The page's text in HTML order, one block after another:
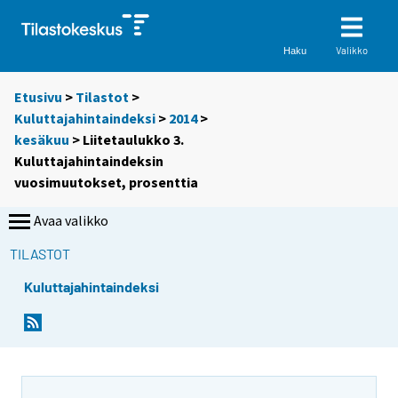
Haku Valikko
Etusivu > Tilastot >
Kuluttajahintaindeksi > 2014>
kesäkuu > Liitetaulukko 3.
Kuluttajahintaindeksin
vuosimuutokset, prosenttia
Avaa valikko
TILASTOT
Kuluttajahintaindeksi